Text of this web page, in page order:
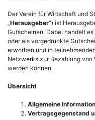
Der Verein für Wirtschaft und
Herausgeber“) ist
Gutscheinen. Dabei handelt
oder als vorgedruckte
erworben und in
Netzwerks zur Bezahlung von
werden können.
Übersicht
Allgemeine
Vertragsgegenstand